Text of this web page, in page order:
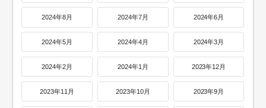
2024年8月 2024年7月 2024年6月
2024年5月 2024年4月 2024年3月
2024年2月 2024年1月 2023年12月
2023年11月 2023年10月 2023年9月